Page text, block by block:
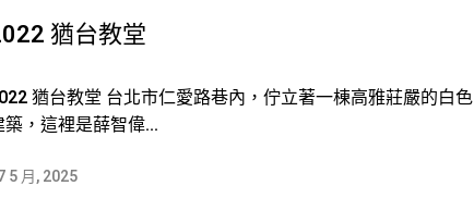
猶台教堂
猶台教堂 台北市仁愛路巷內，佇立著一棟高雅莊嚴的白色
築，這裡是薛智偉...
5 月, 2025